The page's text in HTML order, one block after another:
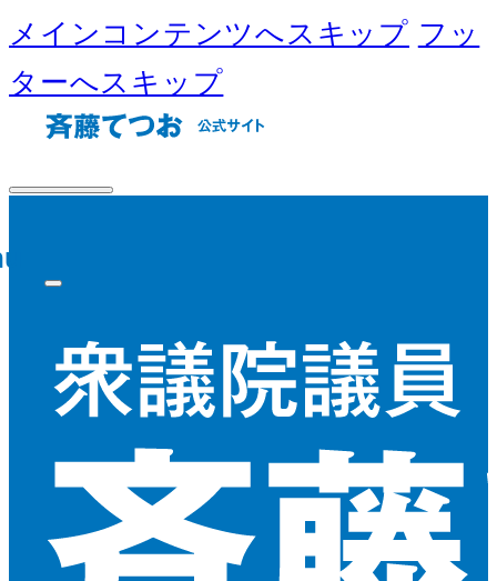
メインコンテンツへスキップ フッ
ターへスキップ